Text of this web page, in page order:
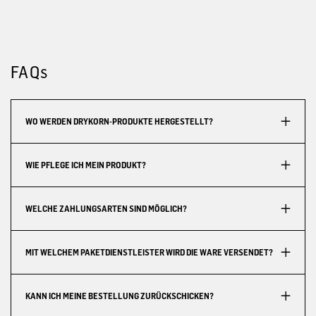
FAQs
WO WERDEN DRYKORN-PRODUKTE HERGESTELLT?
WIE PFLEGE ICH MEIN PRODUKT?
WELCHE ZAHLUNGSARTEN SIND MÖGLICH?
MIT WELCHEM PAKETDIENSTLEISTER WIRD DIE WARE VERSENDET?
KANN ICH MEINE BESTELLUNG ZURÜCKSCHICKEN?